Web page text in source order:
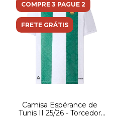
COMPRE 3 PAGUE 2
FRETE GRÁTIS
Camisa Espérance de
Tunis II 25/26 - Torcedor